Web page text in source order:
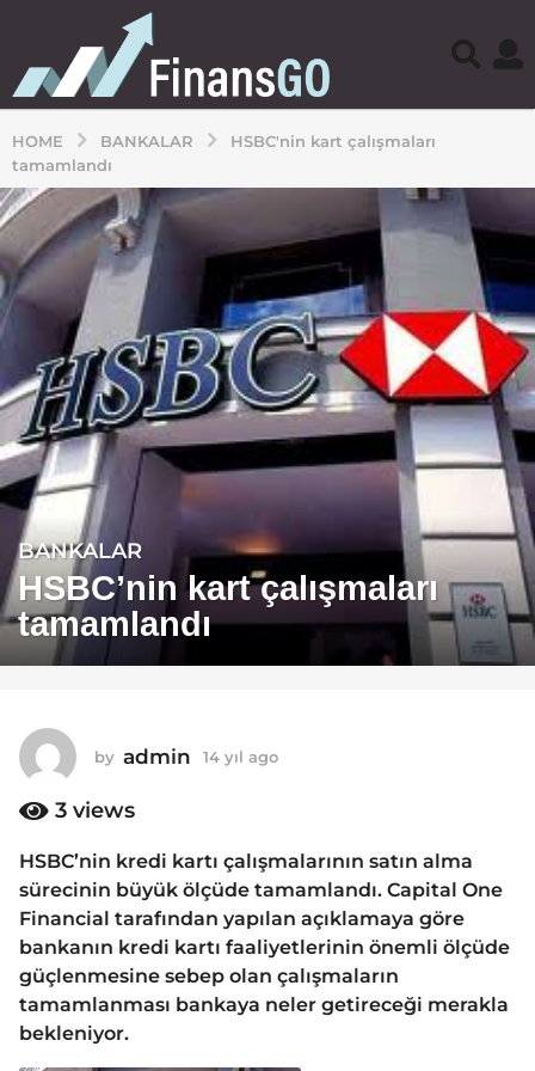
HOME BANKALAR
HSBC'nin kart çalışmaları
tamamlandı
1
4
y
ı
l
o
1
4
ı
l
a
g
o
BANKALAR
HSBC’nin kart çalışmaları
tamamlandı
by admin 14 yıl ago
a
g
o
3 views
HSBC’nin kredi kartı çalışmalarının satın alma
sürecinin büyük ölçüde tamamlandı. Capital One
Financial tarafından yapılan açıklamaya göre
bankanın kredi kartı faaliyetlerinin önemli ölçüde
güçlenmesine sebep olan çalışmaların
tamamlanması bankaya neler getireceği merakla
bekleniyor.